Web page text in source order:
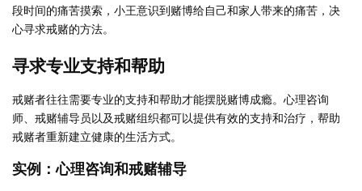
段时间的痛苦摸索，小王意识到赌博给自己和家人带来的痛苦，决
心寻求戒赌的方法。
寻求专业支持和帮助
戒赌者往往需要专业的支持和帮助才能摆脱赌博成瘾。心理咨询
师、戒赌辅导员以及戒赌组织都可以提供有效的支持和治疗，帮助
戒赌者重新建立健康的生活方式。
实例：心理咨询和戒赌辅导